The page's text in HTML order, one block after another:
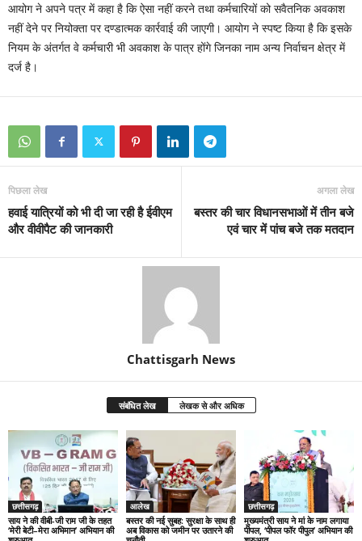
आयोग ने अपने पत्र में कहा है कि ऐसा नहीं करने तथा कर्मचारियों को सवैतनिक अवकाश
नहीं देने पर नियोक्ता पर दण्डात्मक कार्रवाई की जाएगी। आयोग ने स्पष्ट किया है कि इसके
नियम के अंतर्गत वे कर्मचारी भी अवकाश के पात्र होंगे जिनका नाम अन्य निर्वाचन क्षेत्र में
दर्ज है।
पिछला लेख
हवाई यात्रियों को भी दी जा रही है ईवीएम
और वीवीपैट की जानकारी
अगला लेख
बस्तर की चार विधानसभाओं में तीन बजे
एवं चार में पांच बजे तक मतदान
Chattisgarh News
संबंधित लेख लेखक से और अधिक
छत्तीसगढ़
साय ने की वीबी-जी राम जी के तहत
‘मेरी बेटी–मेरा अभिमान’ अभियान की
आलेख
बस्तर की नई सुबह: सुरक्षा के साथ ही
अब विकास को जमीन पर उतारने की
छत्तीसगढ़
मुख्यमंत्री साय ने मां के नाम लगाया
पीपल, ‘पीपल फॉर पीपुल’ अभियान की